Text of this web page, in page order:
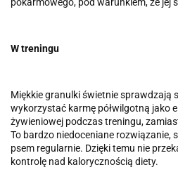
W treningu
Miękkie granulki świetnie sprawdzają
wykorzystać karmę półwilgotną jako
żywieniowej podczas treningu,
To bardzo niedoceniane rozwiązanie,
psem regularnie. Dzięki temu nie
kontrolę nad kalorycznością diety.